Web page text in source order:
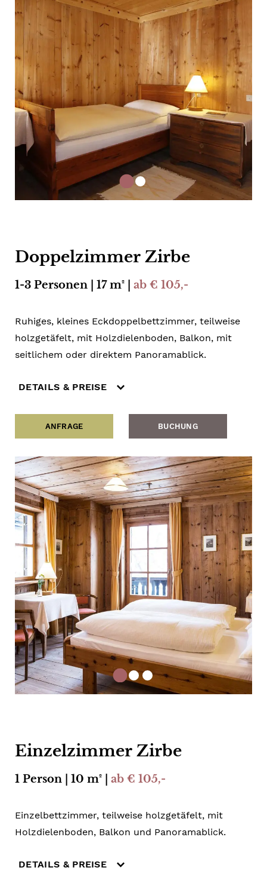
Doppelzimmer Zirbe
1-3 Personen | 17 m² | ab € 105,-
Ruhiges, kleines Eckdoppelbettzimmer, teilweise
holzgetäfelt, mit Holzdielenboden, Balkon, mit
seitlichem oder direktem Panoramablick.
DETAILS & PREISE
ANFRAGE BUCHUNG
Einzelzimmer Zirbe
1 Person | 10 m² | ab € 105,-
Einzelbettzimmer, teilweise holzgetäfelt, mit
Holzdielenboden, Balkon und Panoramablick.
DETAILS & PREISE